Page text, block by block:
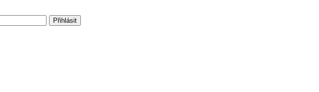
Přihlásit